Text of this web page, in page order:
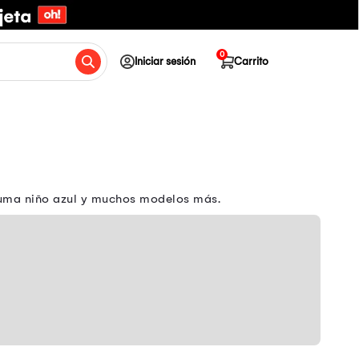
Iniciar sesión Carrito
0
niño azul y muchos modelos más.